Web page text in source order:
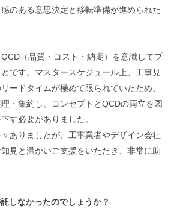
のある意思決定と移転準備が進められた
（品質・コスト・納期）を意識してプ
です。マスタースケジュール上、工事見
ードタイムが極めて限られていたため、
・集約し、コンセプトとQCDの両立を図
す必要がありました。
ありましたが、工事業者やデザイン会社
見と温かいご支援をいただき、非常に助
しなかったのでしょうか？